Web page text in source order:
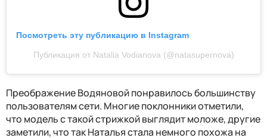
Посмотреть эту публикацию в Instagram
Публикация от Natalia Vodianova (@natasupernova)
Преображение Водяновой понравилось большинству
пользователям сети. Многие поклонники отметили,
что модель с такой стрижкой выглядит моложе, другие
заметили, что так Наталья стала немного похожа на